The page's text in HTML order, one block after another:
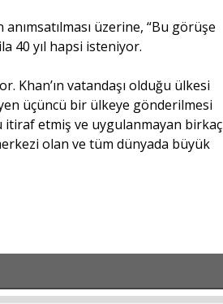
üzerine, “Bu görüşe
40 yıl hapsi isteniyor.
Khan’ın vatandaşı olduğu ülkesi
üçüncü bir ülkeye gönderilmesi
itiraf etmiş ve uygulanmayan birkaç
olan ve tüm dünyada büyük